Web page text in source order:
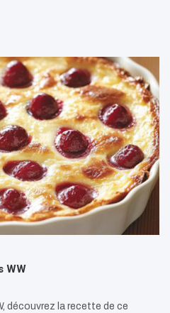
WW
découvrez la recette de ce